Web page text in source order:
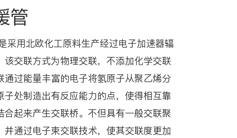
管
采用北欧化工原料生产经过电子加速器辐
该交联方式为物理交联，不添加化学交联
通过能量丰富的电子将氢原子从聚乙烯分
子处制造出有反应能力的点，使得相互靠
合起来产生交联桥。不但具有一般交联聚
并通过电子束交联技术，使其交联度更加